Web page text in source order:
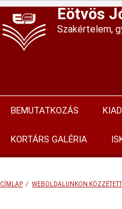
Ugrás
a
tartalomra
Eötvös
Szakértelem,
Main
navigation
BEMUTATKOZÁS
KORTÁRS GALÉRIA
CÍMLAP / WEBOLDALUNKON